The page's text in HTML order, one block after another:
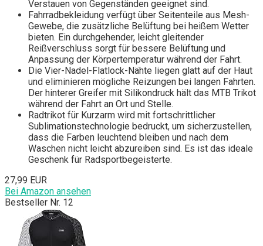
Verstauen von Gegenständen geeignet sind.
Fahrradbekleidung verfügt über Seitenteile aus Mesh-
Gewebe, die zusätzliche Belüftung bei heißem Wetter
bieten. Ein durchgehender, leicht gleitender
Reißverschluss sorgt für bessere Belüftung und
Anpassung der Körpertemperatur während der Fahrt.
Die Vier-Nadel-Flatlock-Nähte liegen glatt auf der Haut
und eliminieren mögliche Reizungen bei langen Fahrten.
Der hinterer Greifer mit Silikondruck hält das MTB Trikot
während der Fahrt an Ort und Stelle.
Radtrikot für Kurzarm wird mit fortschrittlicher
Sublimationstechnologie bedruckt, um sicherzustellen,
dass die Farben leuchtend bleiben und nach dem
Waschen nicht leicht abzureiben sind. Es ist das ideale
Geschenk für Radsportbegeisterte.
27,99 EUR
Bei Amazon ansehen
Bestseller Nr. 12